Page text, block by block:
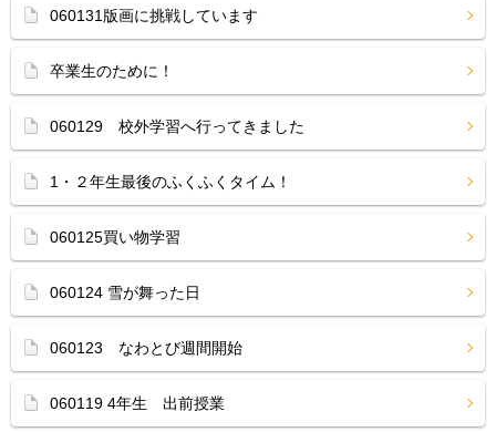
060131版画に挑戦しています
卒業生のために！
060129 校外学習へ行ってきました
1・２年生最後のふくふくタイム！
060125買い物学習
060124 雪が舞った日
060123 なわとび週間開始
060119 4年生 出前授業